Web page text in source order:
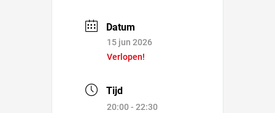
Datum
15 jun 2026
Verlopen!
Tijd
20:00 - 22:30